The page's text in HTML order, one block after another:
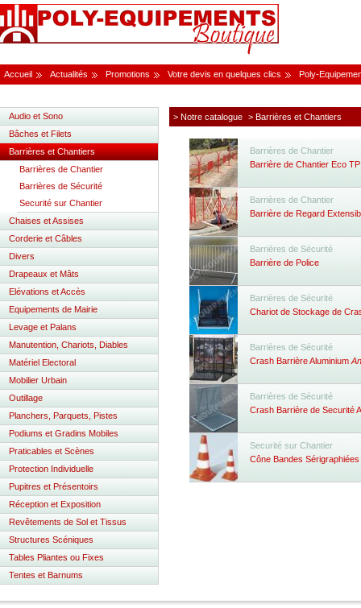
Accueil Actualités Promotions Votre devis en quelques clics Poly-
> Notre catalogue > Barrières et Chantiers
Barrières de Chantier
Barrière de Chantier Eco TP
Barrières de Chantier
Barrière de Regard
Barrières de Sécurité
Barrière de Police
Barrières de Sécurité
Chariot de Stockage de
Barrières de Sécurité
Crash Barrière Aluminium
Barrières de Sécurité
Crash Barrière de Securité
Securité sur Chantier
Cône Bandes Sérigraphiées
Audio et Sono
Bâches et Filets
Barrières et Chantiers
Barrières de Chantier
Barrières de Sécurité
Securité sur Chantier
Chaises et Assises
Corderie et Câbles
Divers
Drapeaux et Mâts
Elévations et Accès
Equipements de Mairie
Levage et Palans
Manutention, Chariots, Diables
Matériel Electoral
Mobilier Urbain
Outillage
Planchers, Parquets, Pistes
Podiums et Gradins Mobiles
Praticables et Scènes
Protection Individuelle
Pupitres et Présentoirs
Réception et Exposition
Revêtements de Sol et Tissus
Structures Scéniques
Tables Pliantes ou Fixes
Tentes et Barnums